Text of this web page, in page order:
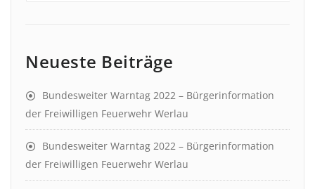
Neueste Beiträge
Bundesweiter Warntag 2022 – Bürgerinformation
der Freiwilligen Feuerwehr Werlau
Bundesweiter Warntag 2022 – Bürgerinformation
der Freiwilligen Feuerwehr Werlau